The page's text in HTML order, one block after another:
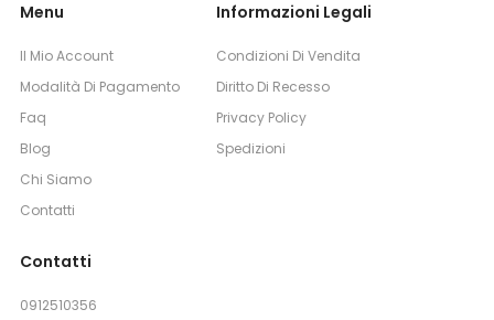
Menu
Il Mio Account
Modalità Di Pagamento
Faq
Blog
Chi Siamo
Contatti
Informazioni Legali
Condizioni Di Vendita
Diritto Di Recesso
Privacy Policy
Spedizioni
Contatti
0912510356